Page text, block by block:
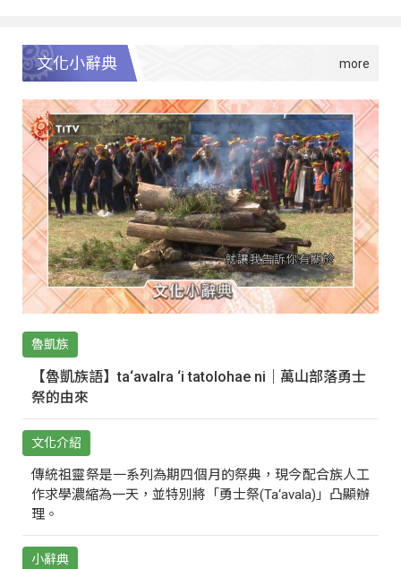
文化小辭典
魯凱族
【魯凱族語】ta‘avalra ‘i tatolohae ni｜萬山部落勇士
祭的由來
文化介紹
傳統祖靈祭是一系列為期四個月的祭典，現今配合族人工
作求學濃縮為一天，並特別將「勇士祭(Ta‘avala)」凸顯辦
理。
小辭典